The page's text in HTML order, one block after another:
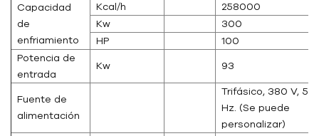
Capacidad
de
enfriamiento
Kcal/h
258000
Kw
300
HP
100
Potencia de
entrada
Kw 93
Fuente de
alimentación
Trifásico, 380 V, 50
Hz. (Se puede
personalizar)